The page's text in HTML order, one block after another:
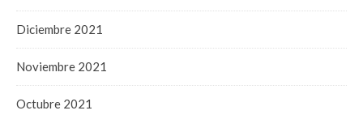
Diciembre 2021
Noviembre 2021
Octubre 2021